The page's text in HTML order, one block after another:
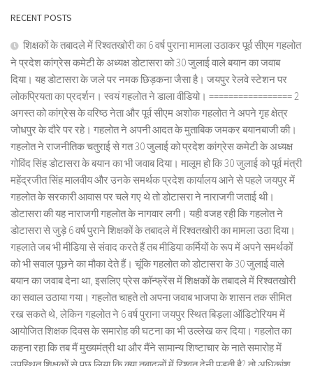
RECENT POSTS
शिक्षकों के तबादले में रिश्वतखोरी का 6 वर्ष पुराना मामला उठाकर पूर्व सीएम गहलोत
ने प्रदेश कांग्रेस कमेटी के अध्यक्ष डोटासरा को 30 जुलाई वाले बयान का जवाब
दिया। यह डोटासरा के जले पर नमक छिड़कना जैसा है। जयपुर रेलवे स्टेशन पर
लोकप्रियता का प्रदर्शन। स्वयं गहलोत ने डाला वीडियो। ================= 2
अगस्त को कांग्रेस के वरिष्ठ नेता और पूर्व सीएम अशोक गहलोत ने अपने गृह क्षेत्र
जोधपुर के दौरे पर रहे। गहलोत ने अपनी आदत के मुताबिक जमकर बयानबाजी की।
गहलोत ने राजनीतिक चतुराई से गत 30 जुलाई को प्रदेश कांग्रेस कमेटी के अध्यक्ष
गोविंद सिंह डोटासरा के बयान का भी जवाब दिया। मालूम हो कि 30 जुलाई को पूर्व मंत्री
महेंद्रजीत सिंह मालवीय और उनके समर्थक प्रदेश कार्यालय आने से पहले जयपुर में
गहलोत के सरकारी आवास पर चले गए थे तो डोटासरा ने नाराजगी जताई थी।
डोटासरा की यह नाराजगी गहलोत के नागवार लगी। यही वजह रही कि गहलोत ने
डोटासरा से जुड़े 6 वर्ष पुराने शिक्षकों के तबादले में रिश्वतखोरी का मामला उठा दिया।
गहलाते जब भी मीडिया से संवाद करते हैं तब मीडिया कर्मियों के रूप में अपने समर्थकों
को भी सवाल पूछने का मौका देते हैं। चूंकि गहलोत को डोटासरा के 30 जुलाई वाले
बयान का जवाब देना था, इसलिए प्रेस कॉन्फ्रेंस में शिक्षकों के तबादले में रिश्वतखोरी
का सवाल उठाया गया। गहलोत चाहते तो अपना जवाब भाजपा के शासन तक सीमित
रख सकते थे, लेकिन गहलोत ने 6 वर्ष पुराना जयपुर स्थित बिड़ला ऑडिटोरियम में
आयोजित शिक्षक दिवस के समारोह की घटना का भी उल्लेख कर दिया। गहलोत का
कहना रहा कि तब मैं मुख्यमंत्री था और मैंने सामान्य शिष्टाचार के नाते समारोह में